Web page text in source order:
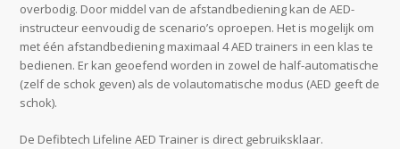
overbodig. Door middel van de afstandbediening kan de AED-
instructeur eenvoudig de scenario’s oproepen. Het is mogelijk om
met één afstandbediening maximaal 4 AED trainers in een klas te
bedienen. Er kan geoefend worden in zowel de half-automatische
(zelf de schok geven) als de volautomatische modus (AED geeft de
schok).
De Defibtech Lifeline AED Trainer is direct gebruiksklaar.